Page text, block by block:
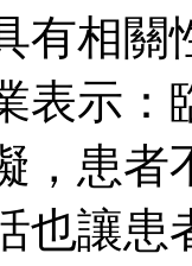
有相關
表示：
，患者
也讓